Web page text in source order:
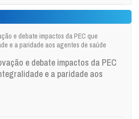
e debate impactos da PEC
e a paridade aos